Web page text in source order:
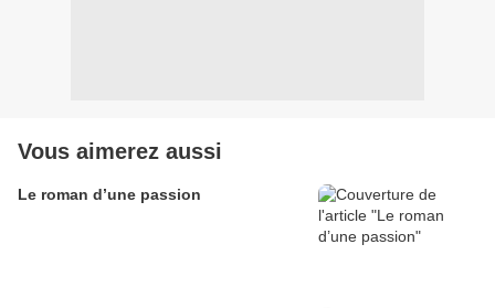
Vous aimerez aussi
Le roman d’une passion